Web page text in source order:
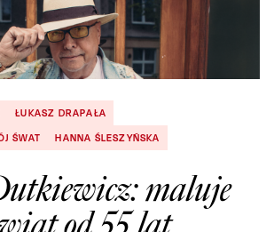
ŁUKASZ DRAPAŁA
ŚWAT
HANNA ŚLESZYŃSKA
maluje